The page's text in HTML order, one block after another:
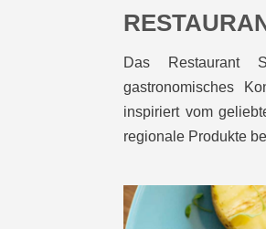
Das Restaurant
gastronomisches
inspiriert vom
regionale Produkte